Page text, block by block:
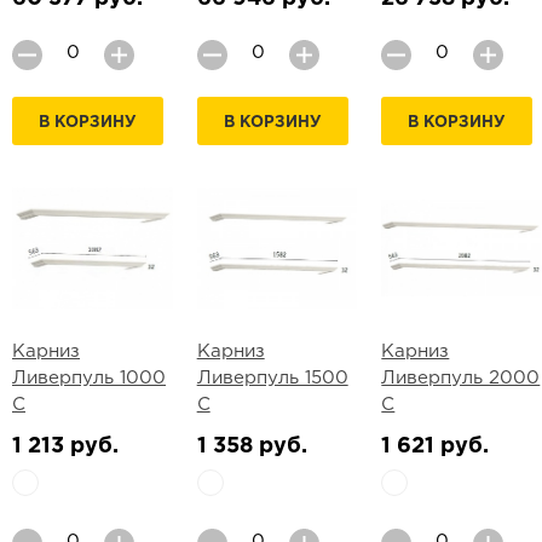
В КОРЗИНУ В КОРЗИНУ В КОРЗИНУ
Карниз
Ливерпуль 1000
С
1 213 руб.
Карниз
Ливерпуль 1500
С
1 358 руб.
Карниз
Ливерпуль 2000
С
1 621 руб.